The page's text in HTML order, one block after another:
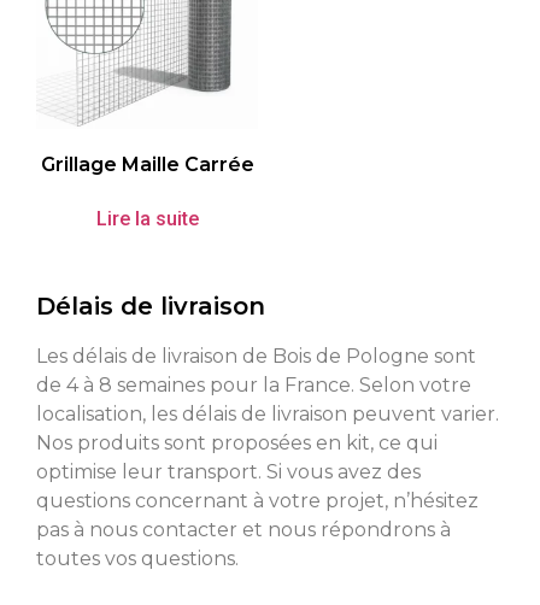
Grillage Maille Carrée
Lire la suite
Délais de livraison
Les délais de livraison de Bois de Pologne sont
de 4 à 8 semaines pour la France. Selon votre
localisation, les délais de livraison peuvent varier.
Nos produits sont proposées en kit, ce qui
optimise leur transport. Si vous avez des
questions concernant à votre projet, n’hésitez
pas à nous contacter et nous répondrons à
toutes vos questions.